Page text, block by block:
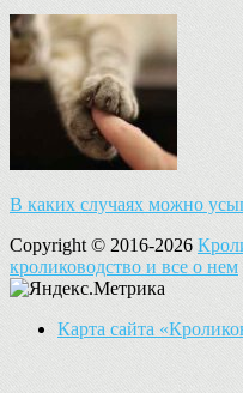
В каких случаях можно
Copyright © 2016-2026
кролиководство и все о нем
Карта сайта